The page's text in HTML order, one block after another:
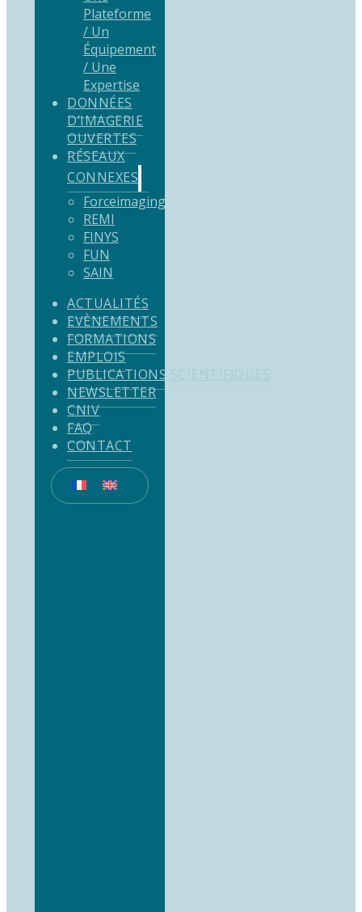
Plateforme
/ Un
Équipement
/ Une
Expertise
DONNÉES
D’IMAGERIE
OUVERTES
RÉSEAUX
CONNEXES
Forceimaging
REMI
FINYS
FUN
SAIN
ACTUALITÉS
EVÈNEMENTS
FORMATIONS
EMPLOIS
PUBLICATIONS SCIENTIFIQUES
NEWSLETTER
CNIV
FAQ
CONTACT